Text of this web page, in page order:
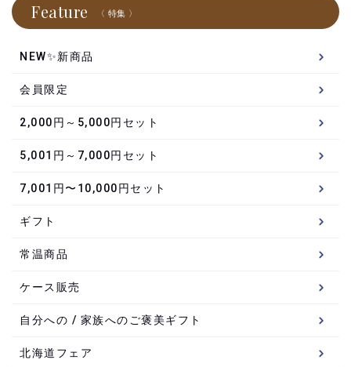
Feature 〈 特集 〉
NEW✨新商品
会員限定
2,000円～5,000円セット
5,001円～7,000円セット
7,001円〜10,000円セット
ギフト
常温商品
ケース販売
自分への / 家族へのご褒美ギフト
北海道フェア